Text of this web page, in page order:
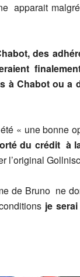
apparait
des
à Chabot ou a
« une bonne
du crédit à
l’original
de Bruno ne
je